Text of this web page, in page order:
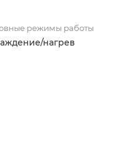
режимы работы
нагрев